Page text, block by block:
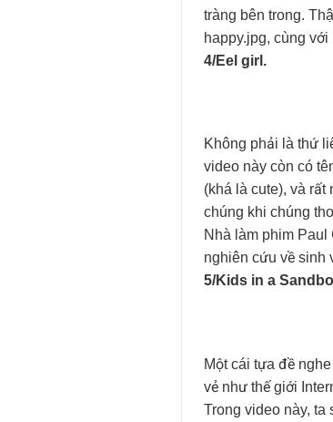
tràng bên trong.
happy.jpg, cùng
4/Eel girl.
Không phải là thứ
video này còn có
(khá là cute), và
chúng khi chúng
Nhà làm phim Paul
nghiên cứu về sinh
5/Kids in a
Một cái tựa đề
vẻ như thế giới
Trong video này, ta